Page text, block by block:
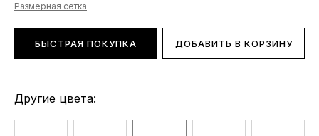
Размерная сетка
БЫСТРАЯ ПОКУПКА ДОБАВИТЬ В КОРЗИНУ
Другие цвета: